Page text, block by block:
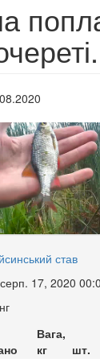
став
серп. 17, 2020
Вага,
кг
шт.